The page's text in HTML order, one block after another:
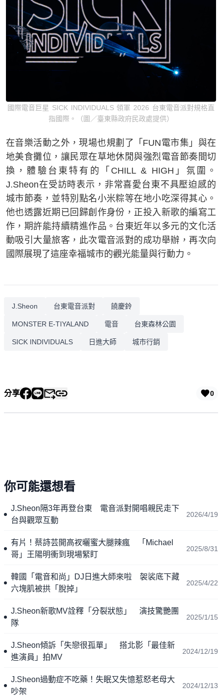
國際電音巨星 SICK INDIVIDUALS 領軍 2026 台東電音派對規格直
指國際。（圖／臺東縣政府民政處提供）
在音樂活動之外，現場也規劃了「FUN電市集」與在
地美食攤位，讓民眾在草地休閒與強烈電音節奏間切
換，體驗台東特有的「CHILL & HIGH」氛圍。
J.Sheon在受訪時表示，非常喜愛台東不具壓迫感的
城市節奏，並特別點名小米粽等在地小吃深得其心。
他也透露近期已回歸創作身份，正投入新歌的編寫工
作，期許能持續精進作品。台東近年以多元的文化活
動吸引大量旅客，此次電音派對的成功舉辦，再次向
國際展現了這座幸福城市的觀光能量與行動力。
J.Sheon 台東電音派對 饒慶鈴
MONSTER E-TIYALAND 電音 台東森林公園
SICK INDIVIDUALS 日進大師 城市行銷
分享 0
你可能還想看
J.Sheon隔3年再登台東 電音派對開唱親民走下
台與觀眾互動
2026/4/19
有片！蔡詩芸開高衩曬蜜大腿辣瘋 「Michael
哥」王陽明衝到現場緊盯
2025/8/31
韓國「電音和尚」DJ日進大師來啦 袈裟底下藏
六塊肌被拱「脫掉」
2025/4/22
J.Sheon新歌MV詮釋「分裂狀態」 演技驚艷團
隊
2025/1/15
J.Sheon傾訴「失戀很孤單」 搭北影「最佳新
進演員」拍MV
2024/12/19
J.Sheon過動症不吃藥！失眠又失憶惹怒老母大
吵架
2024/12/13